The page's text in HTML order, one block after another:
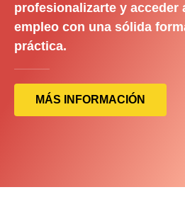
profesionalizarte y acceder
empleo con una sólida
práctica.
MÁS INFORMACIÓN